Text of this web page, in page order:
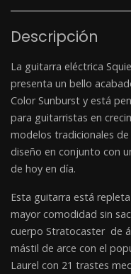
Descripción
La guitarra eléctrica
presenta un bello
Color Sunburst y está
para guitarristas en
modelos tradicionales
diseño en conjunto con
de hoy en día.
Esta guitarra está
mayor comodidad sin
cuerpo Stratocaster de
mástil de arce con el
Laurel con 21 trastes